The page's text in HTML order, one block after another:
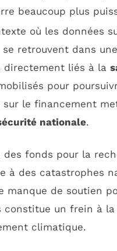
beaucoup plus
où les données
retrouvent dans
directement liés à la
pour
le financement
nationale.
fonds pour la
à des catastrophes
manque de soutien
constitue un frein à
climatique.